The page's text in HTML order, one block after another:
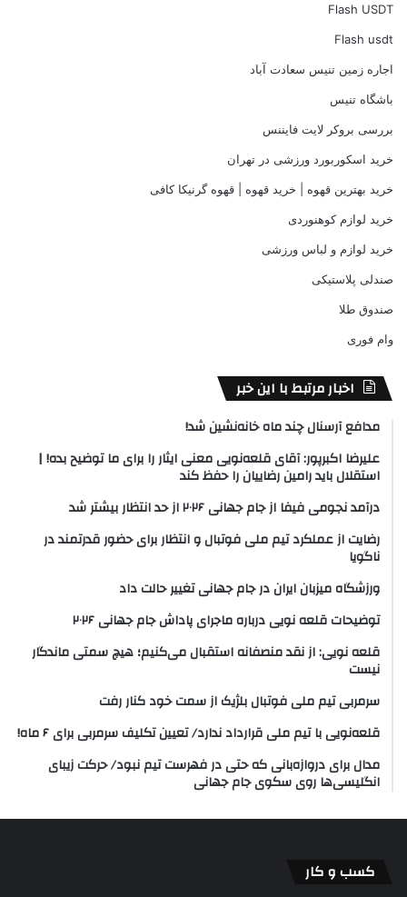
Flash USDT
Flash usdt
اجاره زمین تنیس سعادت آباد
باشگاه تنیس
بررسی بروکر لایت فایننس
خرید اسکوربورد ورزشی در تهران
خرید بهترین قهوه | خرید قهوه | قهوه گرنیکا کافی
خرید لوازم کوهنوردی
خرید لوازم و لباس ورزشی
صندلی پلاستیکی
صندوق طلا
وام فوری
اخبار مرتبط با این خبر
مدافع آرسنال چند ماه خانه‌نشین شد!
علیرضا اکبرپور: آقای قلعه‌نویی معنی ایثار را برای ما توضیح بده! |
استقلال باید رامین رضاییان را حفظ کند
درآمد نجومی فیفا از جام جهانی ۲۰۲۶ از حد انتظار بیشتر شد
رضایت از عملکرد تیم ملی فوتبال و انتظار برای حضور قدرتمند در
ناگویا
ورزشگاه میزبان ایران در جام جهانی تغییر حالت داد
توضیحات قلعه نویی درباره ماجرای پاداش جام جهانی ۲۰۲۶
قلعه نویی: از نقد منصفانه استقبال می‌کنیم؛ هیچ سمتی ماندگار
نیست
سرمربی تیم ملی فوتبال بلژیک از سمت خود کنار رفت
قلعه‌نویی با تیم ملی قرارداد ندارد/ تعیین تکلیف سرمربی برای ۶ ماه!
مدال برای دروازه‌بانی که حتی در فهرست تیم نبود/ حرکت زیبای
انگلیسی‌ها روی سکوی جام جهانی
کسب و کار